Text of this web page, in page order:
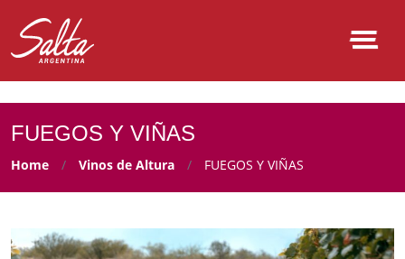
FUEGOS Y VIÑAS
Home Vinos de Altura FUEGOS Y VIÑAS